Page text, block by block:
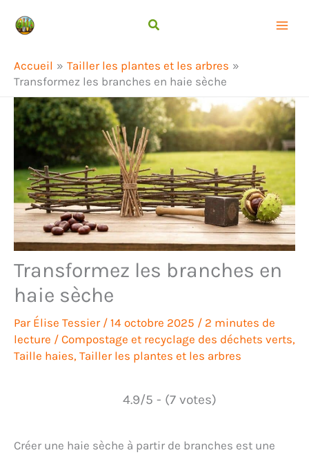
Accueil
Tailler les plantes et les arbres
Transformez les branches en haie sèche
Transformez les branches en
haie sèche
Par Élise Tessier / 14 octobre 2025 / 2 minutes de
lecture / Compostage et recyclage des déchets verts,
Taille haies, Tailler les plantes et les arbres
4.9/5 - (7 votes)
Créer une haie sèche à partir de branches est une